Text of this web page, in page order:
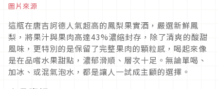
圖片來源
這瓶在唐吉訶德人氣超高的鳳梨果實酒，嚴選新鮮鳳
梨，將果汁與果肉高達43%濃縮封存，除了清爽的酸甜
風味，更特別的是保留了完整果肉的顆粒感，喝起來像
是在品嚐水果甜點，濃郁滑順、層次十足。無論單喝、
加冰、或混氣泡水，都是讓人一試成主顧的選擇。